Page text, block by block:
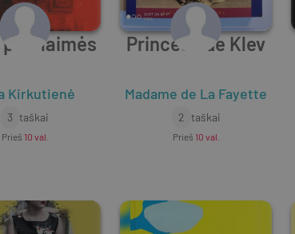
prie laimės
Kirkutienė
3 taškai
Prieš 10 val.
Princesė de Klev
Madame de La Fayette
2 taškai
Prieš 10 val.